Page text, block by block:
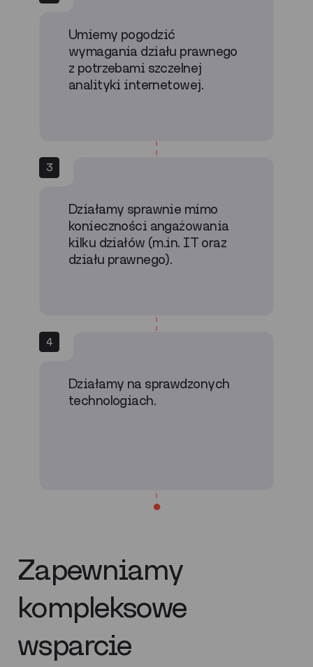
Umiemy pogodzić
wymagania działu prawnego
z potrzebami szczelnej
analityki internetowej.
3
Działamy sprawnie mimo
konieczności angażowania
kilku działów (m.in. IT oraz
działu prawnego).
4
Działamy na sprawdzonych
technologiach.
Zapewniamy
kompleksowe
wsparcie